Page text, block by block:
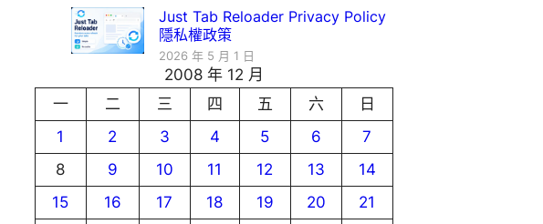
Just Tab Reloader Privacy Policy
隱私權政策
2026 年 5 月 1 日
2008 年 12 月
一
二 三 四 五 六
日
1
2 3 4 5 6
7
8
9 10 11 12 13
14
15
16 17 18 19 20
21